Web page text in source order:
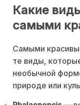
Какие
самыми
Самыми
те виды,
необычной
природе или